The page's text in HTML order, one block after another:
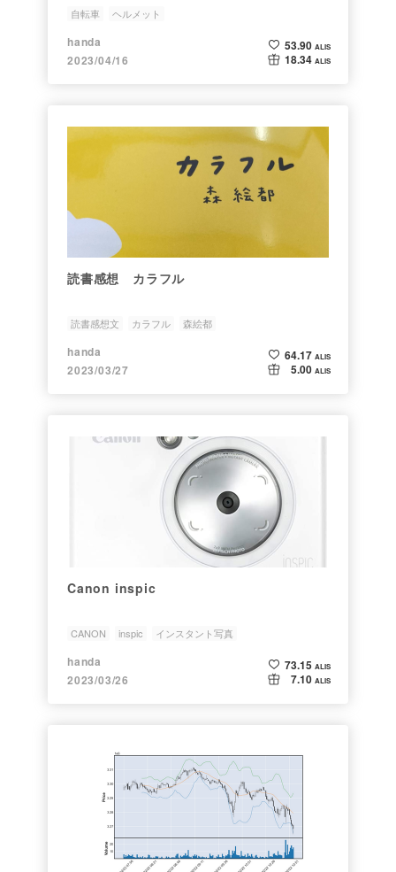
自転車 ヘルメット
handa
2023/04/16
53.90 ALIS
18.34 ALIS
読書感想 カラフル
読書感想文 カラフル 森絵都
handa
2023/03/27
64.17 ALIS
5.00 ALIS
Canon inspic
CANON inspic インスタント写真
handa
2023/03/26
73.15 ALIS
7.10 ALIS